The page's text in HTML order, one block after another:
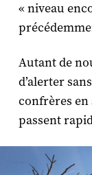
« niveau
Autant de
d’alerter
confrères
passent